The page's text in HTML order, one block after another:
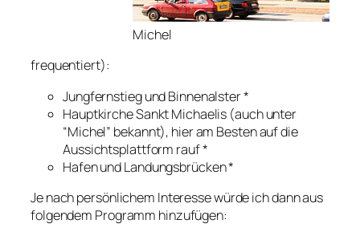
Michel
frequentiert):
Jungfernstieg und Binnenalster *
Hauptkirche Sankt Michaelis (auch unter
“Michel” bekannt), hier am Besten auf die
Aussichtsplattform rauf *
Hafen und Landungsbrücken *
Je nach persönlichem Interesse würde ich dann aus
folgendem Programm hinzufügen: